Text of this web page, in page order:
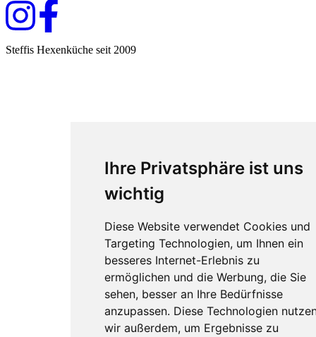
Ihre Privatsphäre ist uns
wichtig
Diese Website verwendet Cookies und
Targeting Technologien, um Ihnen ein
besseres Internet-Erlebnis zu
ermöglichen und die Werbung, die Sie
sehen, besser an Ihre Bedürfnisse
anzupassen. Diese Technologien
wir außerdem, um Ergebnisse zu
Steffis Hexenküche seit 2009